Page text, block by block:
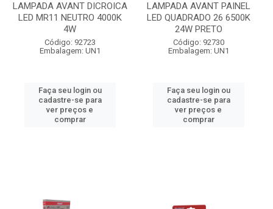
LAMPADA AVANT DICROICA
LED MR11 NEUTRO 4000K
4W
Código: 92723
Embalagem: UN1
Faça seu login ou
cadastre-se para
ver preços e
comprar
LAMPADA AVANT PAINEL
LED QUADRADO 26 6500K
24W PRETO
Código: 92730
Embalagem: UN1
Faça seu login ou
cadastre-se para
ver preços e
comprar